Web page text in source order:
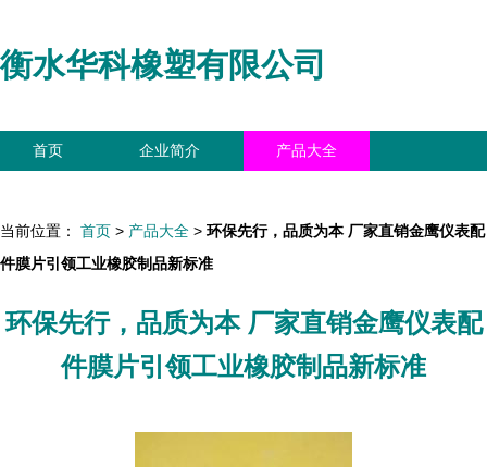
衡水华科橡塑有限公司
首页 企业简介 产品大全
当前位置： 首页 > 产品大全 > 环保先行，品质为本 厂家直销金鹰仪表配
件膜片引领工业橡胶制品新标准
环保先行，品质为本 厂家直销金鹰仪表配
件膜片引领工业橡胶制品新标准